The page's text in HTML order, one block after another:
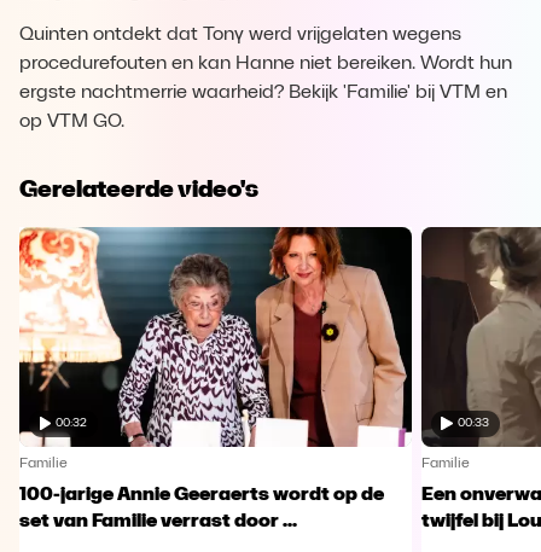
Quinten ontdekt dat Tony werd vrijgelaten wegens
procedurefouten en kan Hanne niet bereiken. Wordt hun
ergste nachtmerrie waarheid? Bekijk 'Familie' bij VTM en
op VTM GO.
Gerelateerde video's
00:32
Familie
100-jarige Annie Geeraerts wordt op de
set van Familie verrast door ...
00:33
Familie
Een
twijfel bij